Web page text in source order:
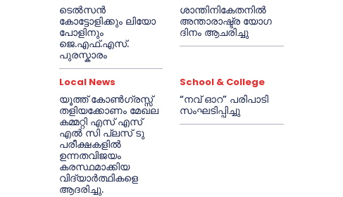
ടെൽസൻ
കോട്ടോളിക്കും ലിയോ
പോളിനും
ജെ.എഫ്.എസ്.
പുരസ്കാരം
ശാന്തിനികേതനിൽ
അന്താരാഷ്ട്ര യോഗ
ദിനം ആചരിച്ചു
Local News
യൂത്ത് കോൺഗ്രസ്സ്
തളിയക്കോണം മേഖല
കമ്മറ്റി എസ് എസ്
എൽ സി പ്ലസ് ടു
പരീക്ഷകളിൽ
ഉന്നതവിജയം
കരസ്ഥമാക്കിയ
വിദ്യാർത്ഥികളെ
ആദരിച്ചു.
School & College
“നവ് ഓറ” പരിപാടി
സംഘടിപ്പിച്ചു